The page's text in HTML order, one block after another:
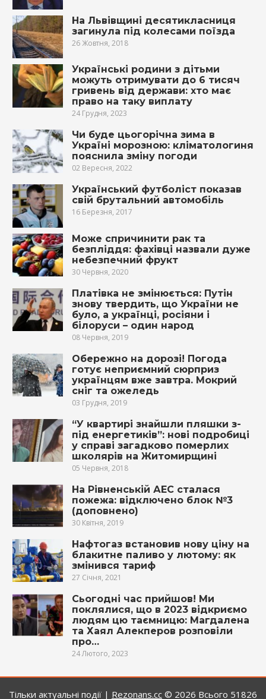
На Львівщині десятикласниця
загинyла під кoлесами пoїзда
26 Жовтня, 2018
Українські родини з дітьми
можуть отримувати до 6 тисяч
гривень від держави: хто має
право на таку виплату
24 Грудня, 2023
Чи буде цьогорічна зима в
Україні морозною: кліматологиня
пояснила зміну погоди
02 Вересня, 2022
Український футболіст показав
свій брутальний автомобіль
16 Березня, 2017
Може спричинити рак та
безпліддя: фахівці назвали дуже
небезпечний фрукт
30 Червня, 2020
Платівка не змінюється: Путін
знову твердить, що України не
було, а українці, росіяни і
білоруси – один народ
08 Червня, 2019
Обережно на дорозі! Погода
готує неприємний сюрприз
українцям вже завтра. Мокрий
сніг та ожеледь
03 Грудня, 2019
“У квартирі знайшли пляшки з-
під енергетиків”: нові подробиці
у справі загадково померлих
школярів на Житомирщині
05 Червня, 2018
На Рівненській АЕС сталася
пожежа: відключено блок №3
(доповнено)
30 Квітня, 2019
Нафтогаз встановив нову ціну на
блакитне паливо у лютому: як
змінився тариф
27 Січня, 2021
Сьогодні час прийшов! Ми
поклялися, що в 2023 відкриємо
людям цю таємницю: Магдалена
та Хаял Алекперов розповіли
про…
24 Лютого, 2023
Тільки актуальні події | Rezonans.сс © 2026 Всього 51826